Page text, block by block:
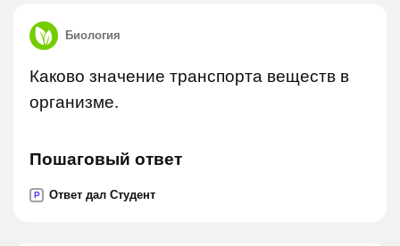
Биология
Каково значение транспорта веществ в
организме.
Пошаговый ответ
P Ответ дал Студент